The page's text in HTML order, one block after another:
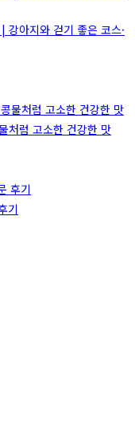
강아지와 걷기 좋은 코스·
처럼 고소한 건강한 맛
기